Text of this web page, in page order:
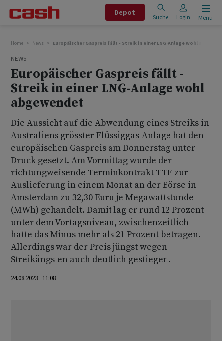
Depot
Suche Login Menu
Home News Europäischer Gaspreis fällt - Streik in einer LNG-Anlage wohl
NEWS
Europäischer Gaspreis fällt -
Streik in einer LNG-Anlage wohl
abgewendet
Die Aussicht auf die Abwendung eines Streiks in
Australiens grösster Flüssiggas-Anlage hat den
europäischen Gaspreis am Donnerstag unter
Druck gesetzt. Am Vormittag wurde der
richtungweisende Terminkontrakt TTF zur
Auslieferung in einem Monat an der Börse in
Amsterdam zu 32,30 Euro je Megawattstunde
(MWh) gehandelt. Damit lag er rund 12 Prozent
unter dem Vortagsniveau, zwischenzeitlich
hatte das Minus mehr als 21 Prozent betragen.
Allerdings war der Preis jüngst wegen
Streikängsten auch deutlich gestiegen.
24.08.2023 11:08